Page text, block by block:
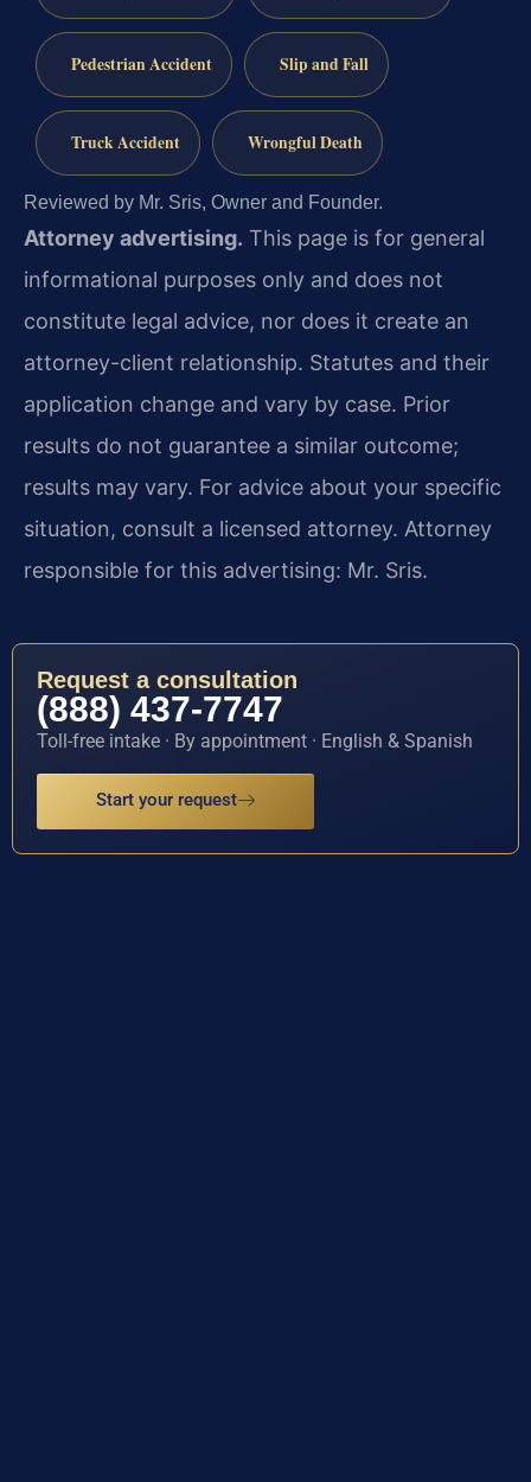
Pedestrian Accident Slip and Fall
Truck Accident Wrongful Death
Reviewed by Mr. Sris, Owner and Founder.
Attorney advertising. This page is for general
informational purposes only and does not
constitute legal advice, nor does it create an
attorney-client relationship. Statutes and their
application change and vary by case. Prior
results do not guarantee a similar outcome;
results may vary. For advice about your specific
situation, consult a licensed attorney. Attorney
responsible for this advertising: Mr. Sris.
Request a consultation
(888) 437-7747
Toll-free intake · By appointment · English & Spanish
Start your request